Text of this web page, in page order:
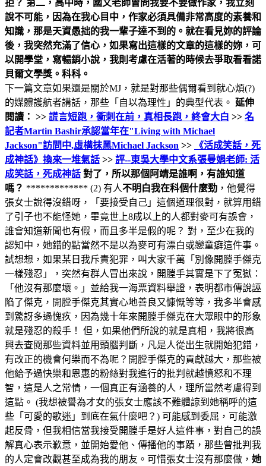
拒？ 第二，高中時，國文老師曾問我要不要做作家，我立刻
說不可能，因為在我心目中，作家必須具備非常高度的素養和
知識，那是天資愚拙的我一輩子達不到的。就在看見妳的評論
後，我突然充滿了信心，如果寫出這樣的文章的這樣的妳，可
以開學堂，寫暢銷小說，我則考慮在活著的時候去爭取看看諾
貝爾文學獎。科科。
下一篇文章如果還是關於MJ，就是對那些偶爾看到就心煩(?)
的媒體護航者講話，那些「自以為理性」的典型代表。 延伸
閱讀： >> 謊言短跑，衝刺在前，真相長跑，終會大白 >> 名
記者Martin Bashir承認當年在"Living with Michael
Jackson"訪問中,虛構抹黑Michael Jackson >>
《活成笑話，死
成神話》換來一堆氣話 >> 評--東吳大學中文系張曼娟老師: 活
成笑話，死成神話 對了，所以那個阿靖是誰啊，有誰知道
嗎？ ************* (2) 有人不明白我在科個什麼勁 ，他覺得
張女士說得沒錯呀，「要接受自己」這個道理很對，就算用錯
了引子也不能怪她，畢竟世上8成以上的人都對麥可有誤會，
誰會知道新聞也有假，而且多半是假的呢？ 對，至少在我的
認知中，她錯的點當然不是以為麥可有漂白或戀童癖這件事。
試想想，如果某日我斥責犯罪，叫大家千萬「別像開膛手傑克
一樣殘忍」，突然有群人冒出來說，開膛手其實是下了冤獄：
「他沒有那麼壞。」並給我一海票資料舉證，表明都市傳說誣
陷了傑克，開膛手傑克其實心地善良又慷慨等等，我多半會感
到驚訝多過愧疚，因為幾十年來開膛手傑克在大眾眼中的形象
就是殘忍的殺手！ 但，如果他們所說的就是真相，我將很高
興去查閱那些資料並用頭腦判斷，凡是人從出生就開始犯錯，
有改正的機會何樂而不為呢？開膛手傑克的貢獻越大，那些被
他給予過快樂和恩惠的粉絲對我進行的批判就越憤怒和不理
智，這是人之常情，一個真正有涵養的人，理所當然考慮得到
這點。 (我想被譽為才女的張女士應該不難體諒到她稱呼的這
些「可愛的歌迷」到底在氣什麼吧？) 可能感到委屈，可能激
起反骨，但我相信當我接受開膛手是好人這件事，對自己的誤
解真心表示歉意，並開始愛他、傳播他的事蹟，那些曾批判我
的人定會改觀甚至成為我的朋友。可惜張女士沒有那麼做， 她